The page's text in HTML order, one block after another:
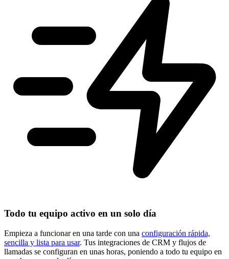
Todo tu equipo activo en un solo día
Empieza a funcionar en una tarde con una configuración rápida,
sencilla y lista para usar. Tus integraciones de CRM y flujos de
llamadas se configuran en unas horas, poniendo a todo tu equipo en